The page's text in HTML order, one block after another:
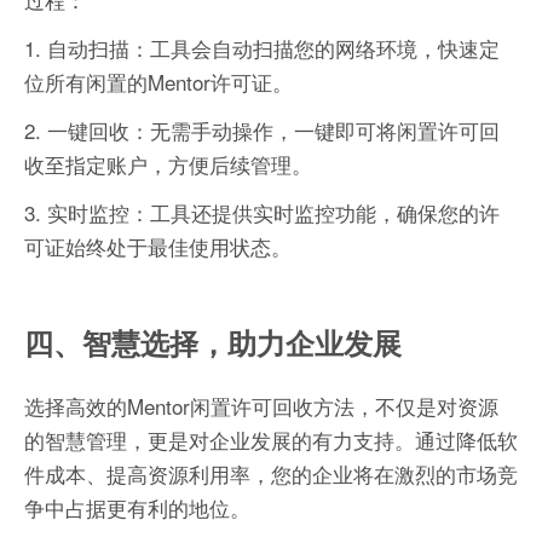
1. 自动扫描：工具会自动扫描您的网络环境，快速定
位所有闲置的Mentor许可证。
2. 一键回收：无需手动操作，一键即可将闲置许可回
收至指定账户，方便后续管理。
3. 实时监控：工具还提供实时监控功能，确保您的许
可证始终处于最佳使用状态。
四、智慧选择，助力企业发展
选择高效的Mentor闲置许可回收方法，不仅是对资源
的智慧管理，更是对企业发展的有力支持。通过降低软
件成本、提高资源利用率，您的企业将在激烈的市场竞
争中占据更有利的地位。